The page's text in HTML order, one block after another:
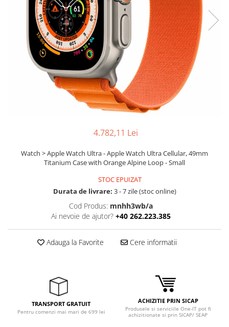
Smartphone IPhone
Mouse Pad
Tastaturi
4.782,11 Lei
Watch > Apple Watch Ultra - Apple Watch Ultra Cellular, 49mm
Titanium Case with Orange Alpine Loop - Small
STOC EPUIZAT
Durata de livrare: 3 - 7 zile (stoc online)
Cod Produs: mnhh3wb/a
Ai nevoie de ajutor? +40 262.223.385
Adauga la Favorite Cere informatii
TRANSPORT GRATUIT
Pentru comenzi mai mari de 699 lei
ACHIZITIE PRIN SICAP
Produsele si serviciile One-IT pot fi
achizitionate si prin SICAP/ SEAP